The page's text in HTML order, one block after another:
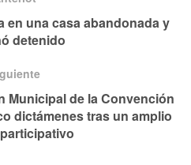
en una casa abandonada y
detenido
Municipal de la Convención
dictámenes tras un amplio